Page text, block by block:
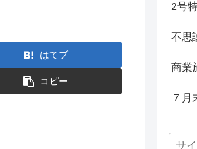
はてブ
コピー
2号
不思
商業
７月